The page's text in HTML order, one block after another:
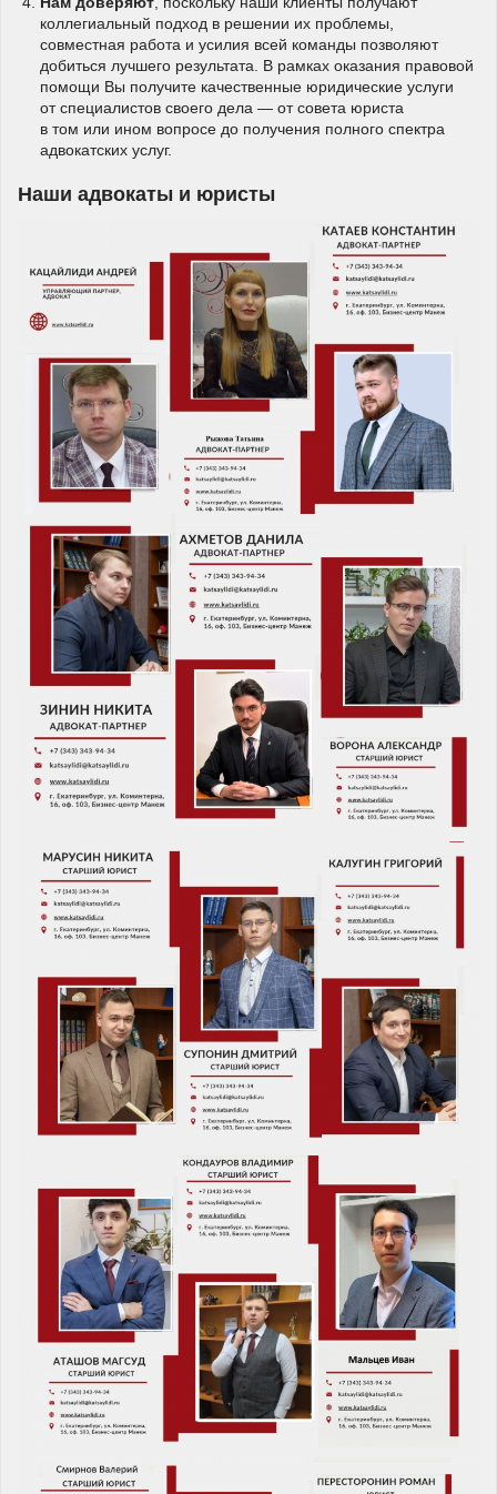
коллегиальный подход в решении их проблемы,
совместная работа и усилия всей команды позволяют
добиться лучшего результата. В рамках оказания правовой
помощи Вы получите качественные юридические услуги
от специалистов своего дела — от совета юриста
в том или ином вопросе до получения полного спектра
адвокатских услуг.
Наши адвокаты и юристы